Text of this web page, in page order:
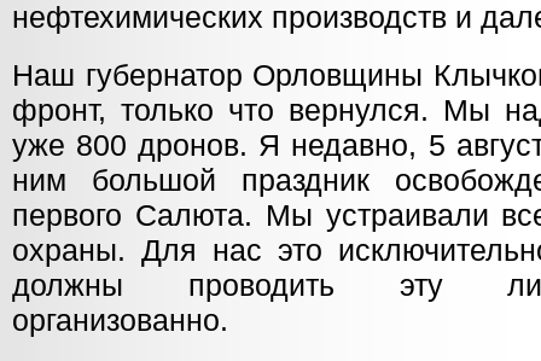
нефтехимических производств и
Наш губернатор Орловщины
фронт, только что вернулся. Мы
уже 800 дронов. Я недавно, 5
ним большой праздник
первого Салюта. Мы устраивали
охраны. Для нас это
должны проводить эту
организованно.